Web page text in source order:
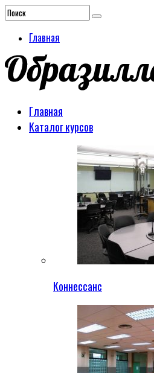
Главная
Главная
Каталог курсов
Коннессанс